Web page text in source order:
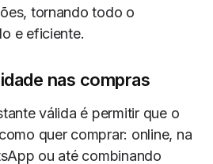
tornando todo o
e eficiente.
nas compras
válida é permitir que o
quer comprar: online, na
ou até combinando